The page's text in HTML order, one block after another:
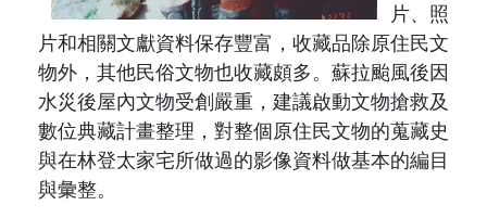
片、照
片和相關文獻資料保存豐富，收藏品除原住民文
物外，其他民俗文物也收藏頗多。蘇拉颱風後因
水災後屋內文物受創嚴重，建議啟動文物搶救及
數位典藏計畫整理，對整個原住民文物的蒐藏史
與在林登太家宅所做過的影像資料做基本的編目
與彙整。